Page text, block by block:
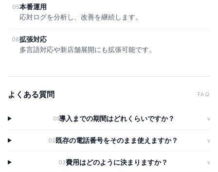
05本番運用
応対ログを分析し、改善を継続します。
06拡張対応
多言語対応や新店舗展開にも拡張可能です。
よくある質問 FAQ
01導入までの期間はどれくらいですか？ v
02既存の電話番号をそのまま使えますか？ v
03費用はどのように決まりますか？ v